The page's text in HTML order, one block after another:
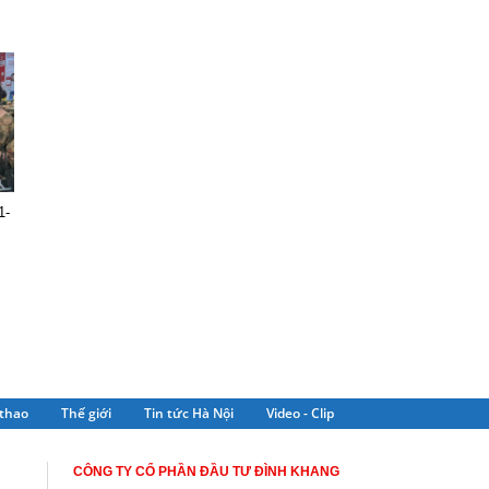
Thế giới Tin tức Hà Nội Video - Clip
CÔNG TY CỔ PHẦN ĐẦU TƯ ĐÌNH KHANG